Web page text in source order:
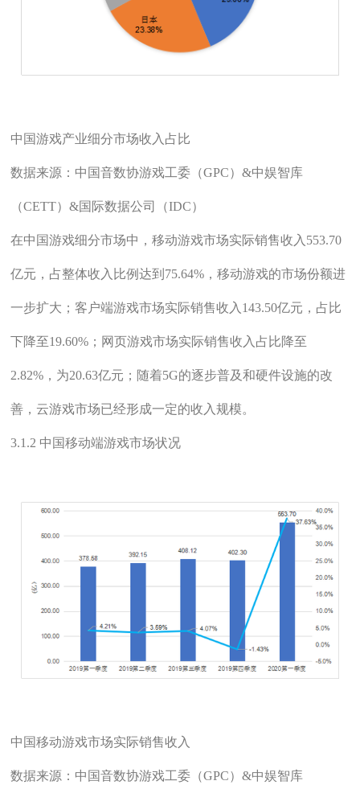
中国游戏产业细分市场收入占比
数据来源：中国音数协游戏工委（GPC）&中娱智库
（CETT）&国际数据公司（IDC）
在中国游戏细分市场中，移动游戏市场实际销售收入553.70
亿元，占整体收入比例达到75.64%，移动游戏的市场份额进
一步扩大；客户端游戏市场实际销售收入143.50亿元，占比
下降至19.60%；网页游戏市场实际销售收入占比降至
2.82%，为20.63亿元；随着5G的逐步普及和硬件设施的改
善，云游戏市场已经形成一定的收入规模。
3.1.2 中国移动端游戏市场状况
中国移动游戏市场实际销售收入
数据来源：中国音数协游戏工委（GPC）&中娱智库